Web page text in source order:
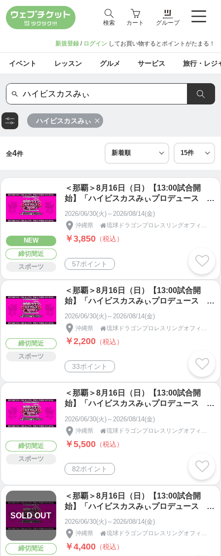
検索 カート グループ
新規登録 / ログイン してお買い物するとポイントがたまる！
イベント レッスン グルメ サービス 旅行・レジ
ハイビスカスみぃ
全4件
NEW
締切間近
スポーツ
＜那覇＞8月16日（日）【13:00試合開
始】「ハイビスカスみぃプロデュース 琉
球ドラゴン女子プロレス2026」一般自由
席
2026/06/30(火)～2026/08/14(金)
沖縄県  琉球ドラゴンプロレスリングオフィシャルショップ
￥3,850 （税込）
57ポイント
締切間近
スポーツ
＜那覇＞8月16日（日）【13:00試合開
始】「ハイビスカスみぃプロデュース 琉
球ドラゴン女子プロレス2026」高校生以
下、65歳以上、障がい者自由席
2026/06/30(火)～2026/08/14(金)
沖縄県 
￥2,200 （税込）
33ポイント
締切間近
スポーツ
＜那覇＞8月16日（日）【13:00試合開
始】「ハイビスカスみぃプロデュース 琉
球ドラゴン女子プロレス2026」女子選手
応援シート
2026/06/30(火)～2026/08/14(金)
沖縄県  琉球ドラゴンプロレスリングオフィシャルショップ
￥5,500 （税込）
82ポイント
SOLD OUT
締切間近
＜那覇＞8月16日（日）【13:00試合開
始】「ハイビスカスみぃプロデュース 琉
球ドラゴン女子プロレス2026」最前列SS
席
2026/06/30(火)～2026/08/14(金)
沖縄県  琉球ドラゴンプロレスリングオフィシャルショップ
￥4,400 （税込）